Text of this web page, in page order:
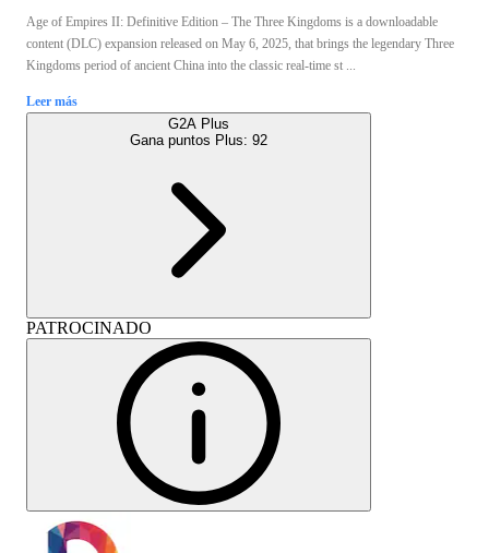
Age of Empires II: Definitive Edition – The Three Kingdoms is a downloadable
content (DLC) expansion released on May 6, 2025, that brings the legendary Three
Kingdoms period of ancient China into the classic real-time st ...
Leer más
G2A Plus
Gana puntos Plus: 92
PATROCINADO